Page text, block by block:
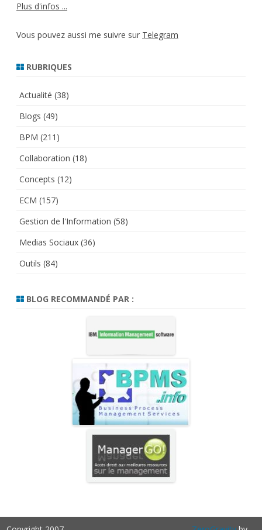
Plus d'infos ...
Vous pouvez aussi me suivre sur Telegram
RUBRIQUES
Actualité (38)
Blogs (49)
BPM (211)
Collaboration (18)
Concepts (12)
ECM (157)
Gestion de l'Information (58)
Medias Sociaux (36)
Outils (84)
BLOG RECOMMANDÉ PAR :